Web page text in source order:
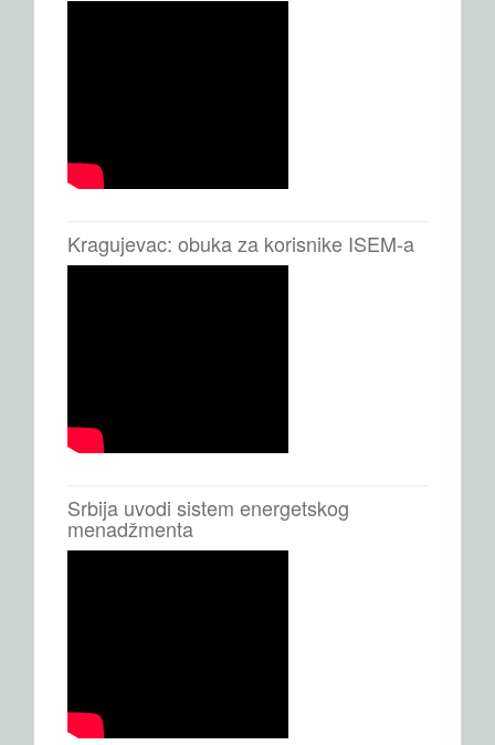
Kragujevac: obuka za korisnike ISEM-a
Srbija uvodi sistem energetskog
menadžmenta